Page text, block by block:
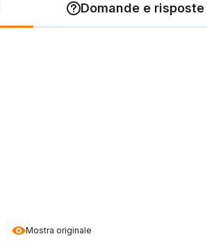
Domande e
Mostra originale